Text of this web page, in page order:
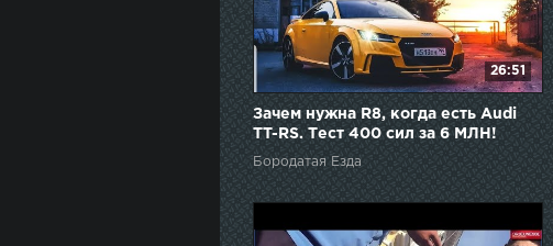
26:51
Зачем нужна R8, когда есть Audi
TT-RS. Тест 400 сил за 6 МЛН!
Бородатая Езда